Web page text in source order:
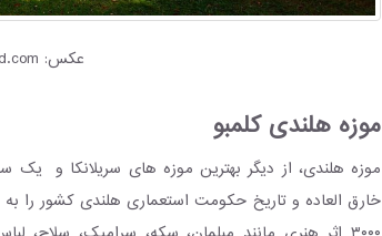
عکس: andbeyond.com
موزه هلندی کلمبو
خارق العاده و تاریخ حکومت استعماری هلندی کشور را